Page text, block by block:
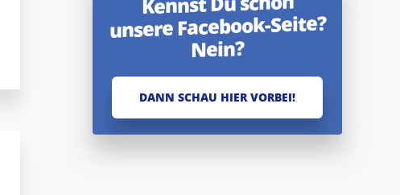
unsere Facebook-Seite?
Nein?
DANN SCHAU HIER VORBEI!